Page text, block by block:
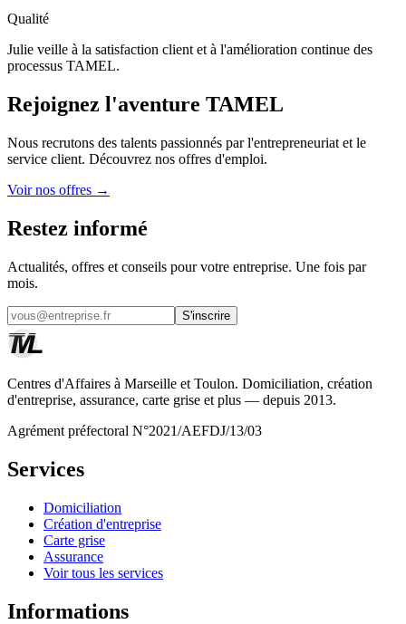
Qualité
Julie veille à la satisfaction client et à l'amélioration continue des
processus TAMEL.
Rejoignez l'aventure TAMEL
Nous recrutons des talents passionnés par l'entrepreneuriat et le
service client. Découvrez nos offres d'emploi.
Voir nos offres →
Restez informé
Actualités, offres et conseils pour votre entreprise. Une fois par
mois.
S'inscrire
Centres d'Affaires à Marseille et Toulon. Domiciliation, création
d'entreprise, assurance, carte grise et plus — depuis 2013.
Agrément préfectoral N°2021/AEFDJ/13/03
Services
Domiciliation
Création d'entreprise
Carte grise
Assurance
Voir tous les services
Informations